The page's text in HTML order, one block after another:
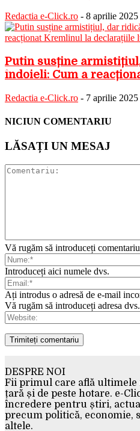
Redactia e-Click.ro - 8 aprilie 2025
Putin susține
îndoieli: Cum a
Redactia e-Click.ro - 7 aprilie 2025
NICIUN COMENTARIU
LĂSAȚI UN MESAJ
Vă rugăm să introduceți
Introduceți aici numele dvs.
Ați introdus o adresă de e-mail
Vă rugăm să introduceți adresa
DESPRE NOI
Fii primul care află
țară și de peste hotare. e-
încredere pentru știri,
precum politică, economie,
altele.